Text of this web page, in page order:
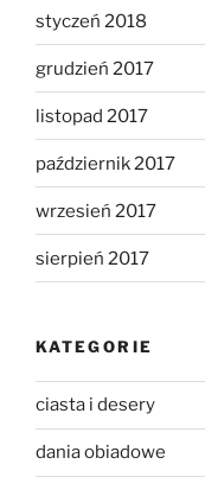
styczeń 2018
grudzień 2017
listopad 2017
październik 2017
wrzesień 2017
sierpień 2017
KATEGORIE
ciasta i desery
dania obiadowe